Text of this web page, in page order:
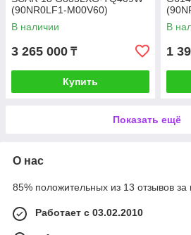
(90NR0LF1-M00V60)
В наличии
3 265 000 ₸
Купить
В
1
Показать ещё
О нас
85% положительных из 13 отзывов за
Работает с 03.02.2010